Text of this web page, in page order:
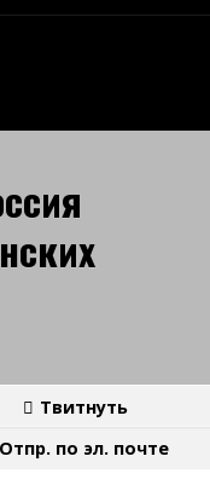
Твитнуть
Отпр. по эл. почте